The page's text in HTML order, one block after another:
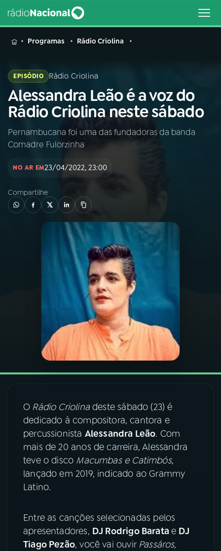
MENU
Buscar
na
Rádio
Nacional
Buscar
02A RÁDIO
PROGRAMAÇÃO
PROGRAMAS
VIDEOCASTS
07ÚLTIMAS
08FESTIVAL DE MÚSICA
ACOMPANHE A RÁDIO NACIONAL
YouTube Facebook
Instagram
Programas Rádio Criolina
EPISÓDIO Rádio Criolina
Alessandra Leão é a voz do
Rádio Criolina neste sábado
Pernambucana foi uma das fundadoras da banda
Comadre Fulorzinha
NO AR EM23/04/2022, 23:00
Compartilhe
O Rádio Criolinadeste sábado (23) é
dedicado à compositora, cantora e
percussionista Alessandra Leão. Com
mais de 20 anos de carreira, Alessandra
teve o disco Macumbas e Catimbós,
lançado em 2019, indicado ao Grammy
Latino.
Entre as canções selecionadas pelos
apresentadores, DJ Rodrigo Baratae DJ
Tiago Pezão, você vai ouvir Passáros,